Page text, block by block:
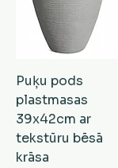
Puķu pods
plastmasas
39x42cm ar
tekstūru bēsā
krāsa